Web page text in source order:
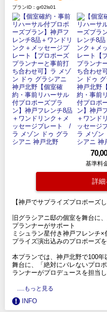
プランID：gr02ls01
基準料
詳細
【神戸でサプライズプロポーズ
旧グラシアニ邸の個室を舞台に
プランナーがサポート
ミシュラン星付き神戸フレンチ
プライズ演出込みのプロポーズ
本プランでは、神戸北野で100
舞台に、「絶対にバレないプロ
ランナーがプロデュースを担当し
.....もっと見る
INFO